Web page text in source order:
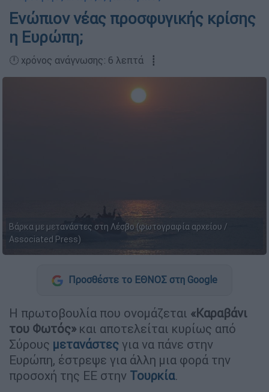
Ενώπιον νέας προσφυγικής κρίσης
η Ευρώπη;
🕛 χρόνος ανάγνωσης: 6 λεπτά ┋
Βάρκα με μετανάστες στη Λέσβο (φωτογραφία αρχείου /
Associated Press)
Προσθέστε το ΕΘΝΟΣ στη Google
Η πρωτοβουλία που ονομάζεται «Καραβάνι
του Φωτός» και αποτελείται κυρίως από
Σύρους μετανάστες για να πάνε στην
Ευρώπη, έστρεψε για άλλη μια φορά την
προσοχή της ΕΕ στην Τουρκία.